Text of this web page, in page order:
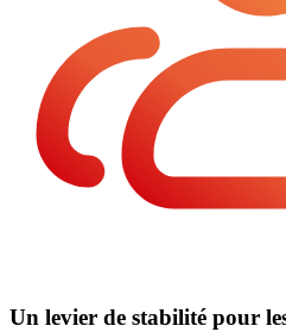
Un levier de stabilité pour